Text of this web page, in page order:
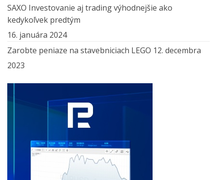
SAXO Investovanie aj trading výhodnejšie ako
kedykoľvek predtým
16. januára 2024
Zarobte peniaze na stavebniciach LEGO 12. decembra
2023